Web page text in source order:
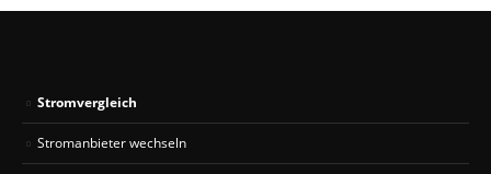
Stromvergleich
Stromanbieter wechseln